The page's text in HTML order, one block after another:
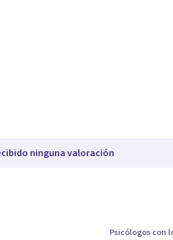
ninguna valoración
Psicólogos con